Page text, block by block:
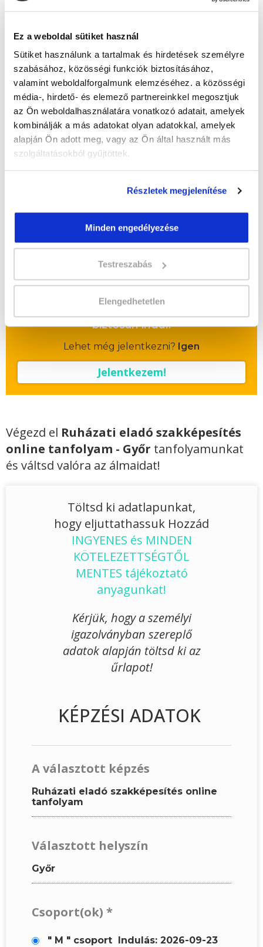
Ez a weboldal sütiket használ
Sütiket használunk a tartalmak és hirdetések személyre
szabásához, közösségi funkciók biztosításához,
valamint weboldalforgalmunk elemzéséhez. a közösségi
média-, hirdető- és elemező partnereinkkel megosztjuk
az Ön weboldalhasználatára vonatkozó adatait, amelyek
kombinálják a más adatokat olyan adatokkal, amelyek
alapján Ön adott meg, vagy az Ön által használt más
szolgáltatásokból gyűjtöttek.
Részletek megjelenítése
Minden engedélyezése
Testreszabás
Elengedhetetlen
+36302262580
" M " csoport
46 nap az indulásig!
Időtartam:3 hónap
2026-09-23
hallgatónk részére ajándék Pénztárgép helyes
Vizsgadíj várható összege
A csoport a meghirdetett időpontban
biztosan indul!
Lehet még jelentkezni? Igen
Jelentkezem!
Végezd el Ruházati eladó szakképesítés
online tanfolyam - Győr tanfolyamunkat
és váltsd valóra az álmaidat!
Töltsd ki adatlapunkat,
hogy eljuttathassuk Hozzád
INGYENES és MINDEN
KÖTELEZETTSÉGTŐL
MENTES tájékoztató
anyagunkat!
Kérjük, hogy a személyi
igazolványban szereplő
adatok alapján töltsd ki az
űrlapot!
KÉPZÉSI ADATOK
A választott képzés
Ruházati eladó szakképesítés online
tanfolyam
Választott helyszín
Győr
Csoport(ok) *
" M " csoport Indulás: 2026-09-23